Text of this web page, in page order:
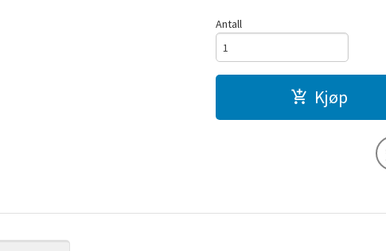
Nøkkel Butikken - continental låskasse
Antall
Kjøp